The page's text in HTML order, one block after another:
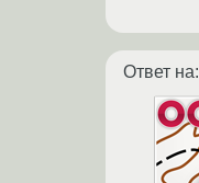
Ответ на: